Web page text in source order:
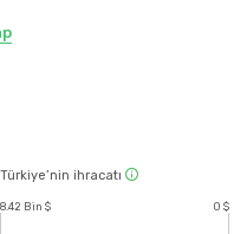
Türkiye’nin ihracatı
8.42 Bin $ 0 $